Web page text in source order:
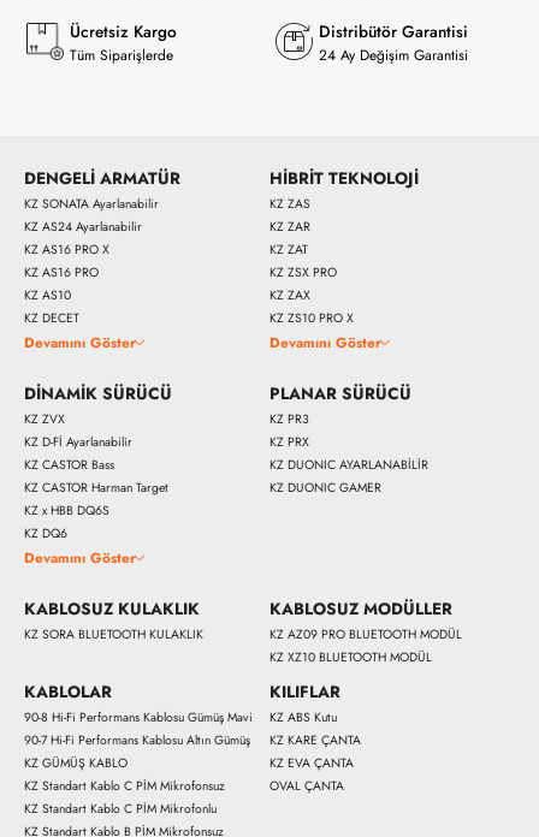
Ücretsiz Kargo
Tüm Siparişlerde
Distribütör Garantisi
24 Ay Değişim Garantisi
DENGELİ ARMATÜR
KZ SONATA Ayarlanabilir
KZ AS24 Ayarlanabilir
KZ AS16 PRO X
KZ AS16 PRO
KZ AS10
KZ DECET
Devamını Göster
HİBRİT TEKNOLOJİ
KZ ZAS
KZ ZAR
KZ ZAT
KZ ZSX PRO
KZ ZAX
KZ ZS10 PRO X
Devamını Göster
DİNAMİK SÜRÜCÜ
KZ ZVX
KZ D-Fİ Ayarlanabilir
KZ CASTOR Bass
KZ CASTOR Harman Target
KZ x HBB DQ6S
KZ DQ6
Devamını Göster
PLANAR SÜRÜCÜ
KZ PR3
KZ PRX
KZ DUONIC AYARLANABİLİR
KZ DUONIC GAMER
KABLOSUZ KULAKLIK
KZ SORA BLUETOOTH KULAKLIK
KABLOSUZ MODÜLLER
KZ AZ09 PRO BLUETOOTH MODÜL
KZ XZ10 BLUETOOTH MODÜL
KABLOLAR
90-8 Hi-Fi Performans Kablosu Gümüş Mavi
90-7 Hi-Fi Performans Kablosu Altın Gümüş
KZ GÜMÜŞ KABLO
KZ Standart Kablo C PİM Mikrofonsuz
KZ Standart Kablo C PİM Mikrofonlu
KZ Standart Kablo B PİM Mikrofonsuz
KILIFLAR
KZ ABS Kutu
KZ KARE ÇANTA
KZ EVA ÇANTA
OVAL ÇANTA